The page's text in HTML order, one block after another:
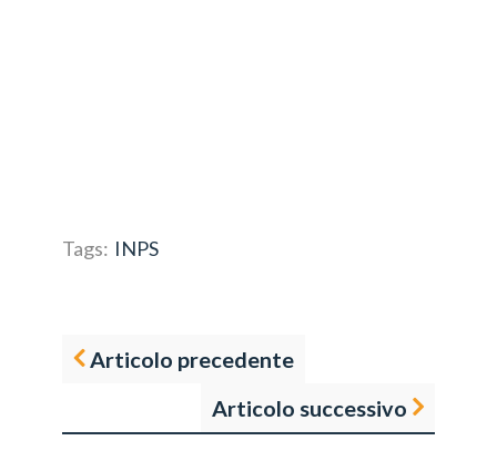
Tags: INPS
Articolo precedente
Articolo successivo